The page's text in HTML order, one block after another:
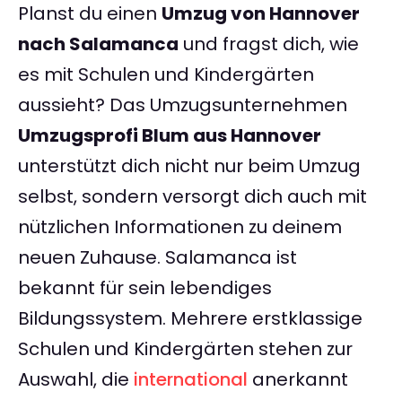
Planst du einen Umzug von Hannover
nach Salamanca und fragst dich, wie
es mit Schulen und Kindergärten
aussieht? Das Umzugsunternehmen
Umzugsprofi Blum aus Hannover
unterstützt dich nicht nur beim Umzug
selbst, sondern versorgt dich auch mit
nützlichen Informationen zu deinem
neuen Zuhause. Salamanca ist
bekannt für sein lebendiges
Bildungssystem. Mehrere erstklassige
Schulen und Kindergärten stehen zur
Auswahl, die international anerkannt